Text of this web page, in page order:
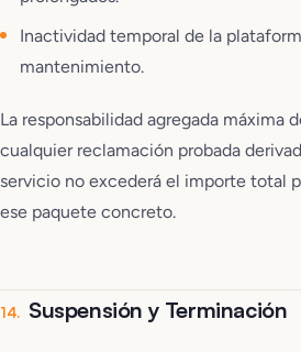
Inactividad temporal de la
mantenimiento.
La responsabilidad agregada máxima
cualquier reclamación probada
servicio no excederá el importe total
ese paquete concreto.
14. Suspensión y Terminación